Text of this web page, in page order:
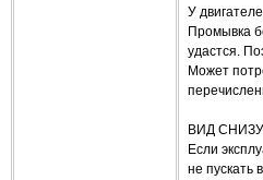
У
Промывка
удастся.
Может
ВИД СНИЗУ
Если
не пускать